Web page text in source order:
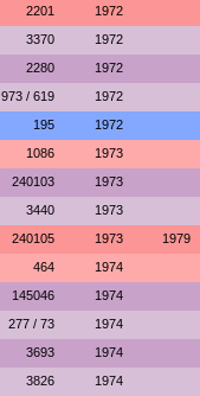
2201 1972
3370 1972
2280 1972
973 / 619 1972
195 1972
1086 1973
240103 1973
3440 1973
240105 1973 1979
464 1974
145046 1974
277 / 73 1974
3693 1974
3826 1974